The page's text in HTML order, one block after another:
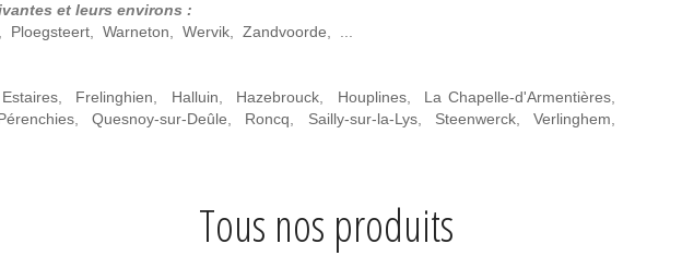
et leurs environs :
Ploegsteert Warneton Wervik Zandvoorde
Estaires, Frelinghien Halluin Hazebrouck Houplines, La Chapelle-d'Armentières
,Quesnoy-sur-Deûle Roncq Sailly-sur-la-Lys, Steenwerck,Verlinghem
Tous nos produits